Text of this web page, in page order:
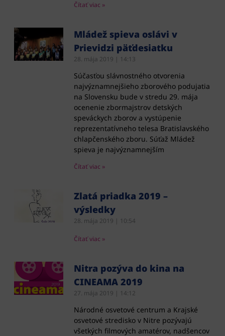
Čítať viac »
Mládež spieva oslávi v
Prievidzi päťdesiatku
28. mája 2019 14:13
Súčasťou slávnostného otvorenia
najvýznamnejšieho zborového podujatia
na Slovensku bude v stredu 29. mája
ocenenie zbormajstrov detských
speváckych zborov a vystúpenie
reprezentatívneho telesa Bratislavského
chlapčenského zboru. Súťaž Mládež
spieva je najvýznamnejším
Čítať viac »
Zlatá priadka 2019 –
výsledky
28. mája 2019 10:54
Čítať viac »
Nitra pozýva do kina na
CINEAMA 2019
27. mája 2019 14:12
Národné osvetové centrum a Krajské
osvetové stredisko v Nitre pozývajú
všetkých filmových amatérov, nadšencov